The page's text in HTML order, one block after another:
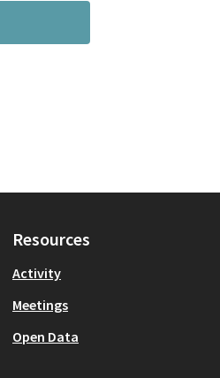
Resources
Activity
Meetings
Open Data